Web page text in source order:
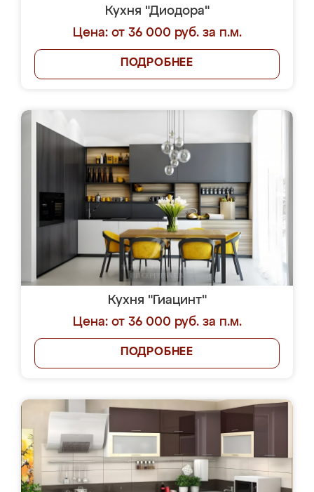
Кухня "Диодора"
Цена: от 36 000 руб. за п.м.
ПОДРОБНЕЕ
Кухня "Гиацинт"
Цена: от 36 000 руб. за п.м.
ПОДРОБНЕЕ